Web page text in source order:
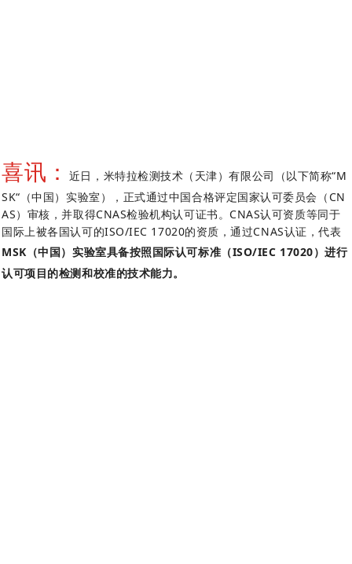
喜讯：
近日，米特拉检测技术（天津）有限公司（以下简称“M
SK“（中国）实验室），正式通过中国合格评定国家认可委员会（CN
AS）审核，并取得CNAS检验机构认可证书。CNAS认可资质等同于
国际上被各国认可的ISO/IEC 17020的资质，通过CNAS认证，代表
MSK（中国）实验室具备按照国际认可标准（ISO/IEC 17020）进行
认可项目的检测和校准的技术能力。